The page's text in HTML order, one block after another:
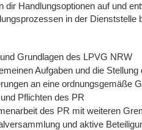
dir Handlungsoptionen auf und
in der Dienststelle
Grundlagen des LPVG NRW
Aufgaben und die Stellung
an eine ordnungsgemäße
Pflichten des PR
des PR mit weiteren
und aktive